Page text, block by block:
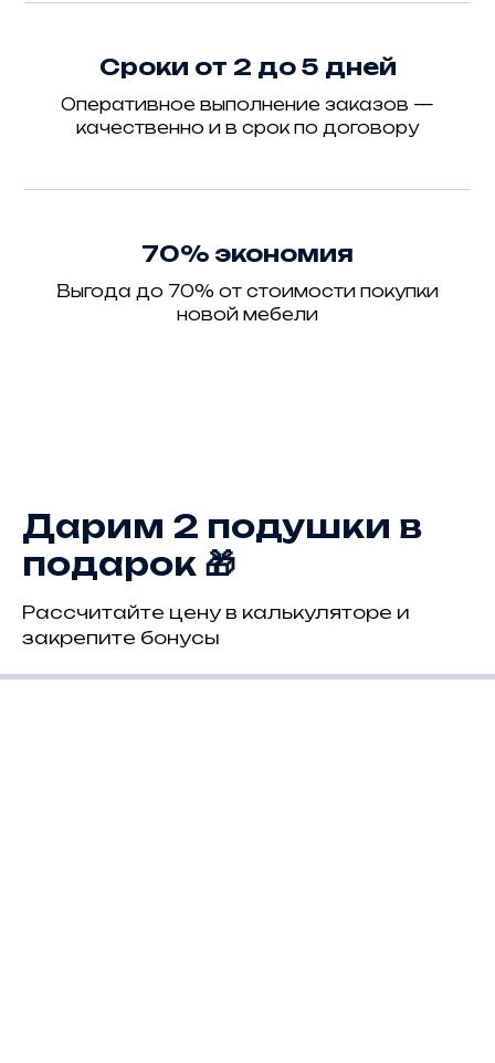
Сроки от 2 до 5 дней
Оперативное выполнение заказов —
качественно и в срок по договору
70% экономия
Выгода до 70% от стоимости покупки
новой мебели
Дарим 2 подушки в
подарок 🎁
Рассчитайте цену в калькуляторе и
закрепите бонусы